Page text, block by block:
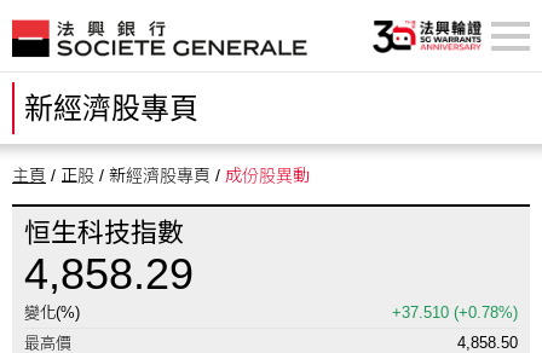
新經濟股專頁
主頁 / 正股 / 新經濟股專頁 / 成份股異動
恒生科技指數
4,858.29
變化(%) +37.510 (+0.78%)
最高價
4,858.50